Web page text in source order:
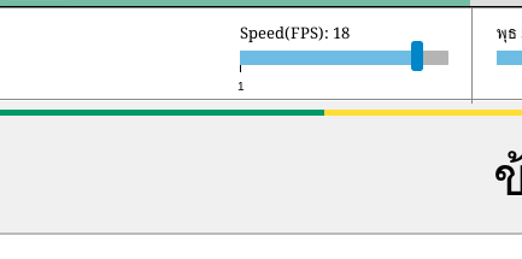
1
Speed(FPS): 18 พฤ